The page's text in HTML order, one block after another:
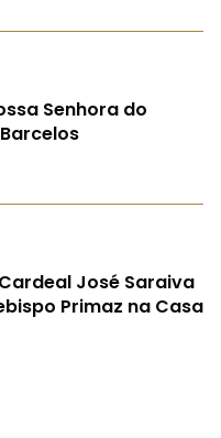
Senhora do
José Saraiva
Primaz na Casa